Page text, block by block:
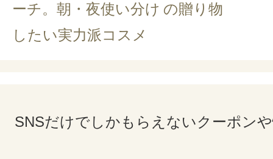
ーチ。朝・夜使い分け
したい実力派コスメ
の贈り物
SNSだけでしかもらえないクーポン